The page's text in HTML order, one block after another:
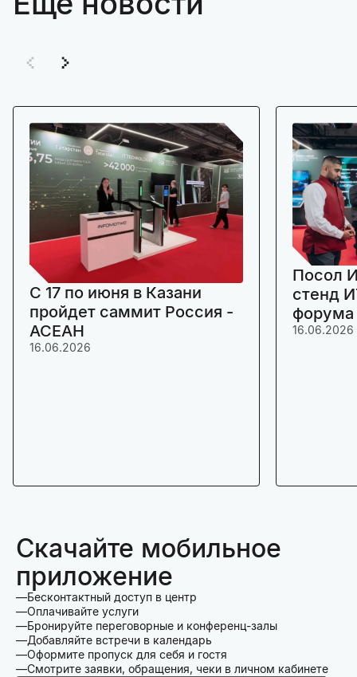
C 17 по июня в Казани
пройдет саммит Россия -
АСЕАН
16.06.2026
Посол
стенд
16.06.2026
Скачайте мобильное
приложение
Бесконтактный доступ в центр
Оплачивайте услуги
Бронируйте переговорные и конференц-залы
Добавляйте встречи в календарь
Оформите пропуск для себя и гостя
Смотрите заявки, обращения, чеки в личном кабинете